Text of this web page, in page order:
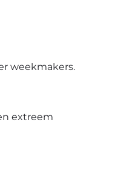
weekmakers.
extreem